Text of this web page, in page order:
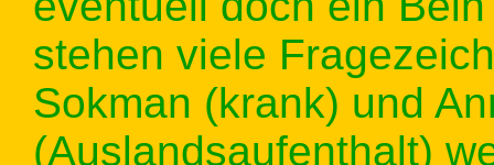
stehen viele
Sokman (krank) und
(Auslandsaufenthalt)